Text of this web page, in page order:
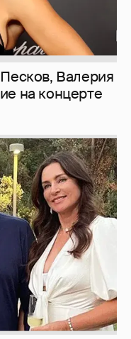
Валерия
на концерте